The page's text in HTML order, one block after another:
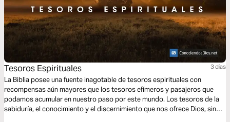
Tesoros Espirituales 3 dias
La Biblia posee una fuente inagotable de tesoros espirituales con
recompensas aún mayores que los tesoros efímeros y pasajeros que
podamos acumular en nuestro paso por este mundo. Los tesoros de la
sabiduría, el conocimiento y el discernimiento que nos ofrece Dios, sin